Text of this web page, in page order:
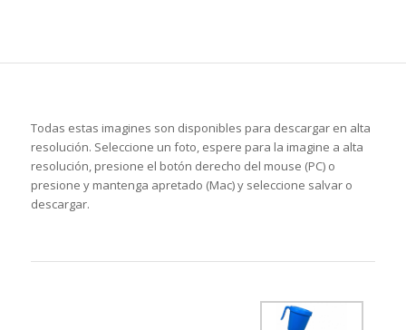
Todas estas imagines son disponibles para descargar en alta
resolución. Seleccione un foto, espere para la imagine a alta
resolución, presione el botón derecho del mouse (PC) o
presione y mantenga apretado (Mac) y seleccione salvar o
descargar.